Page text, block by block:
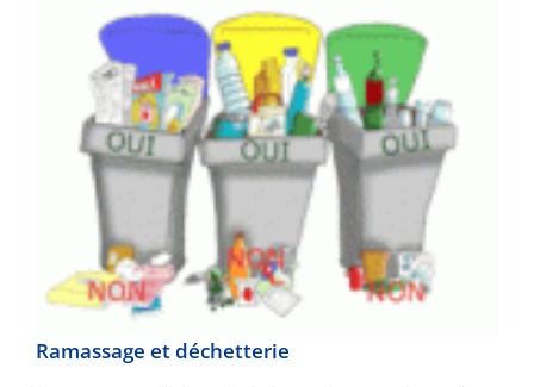
Ramassage et déchetterie